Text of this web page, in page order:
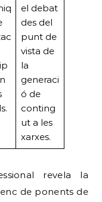
el debat
des del
punt de
vista de
la
generaci
ó de
conting
ut a les
xarxes.
revela la
de ponents de